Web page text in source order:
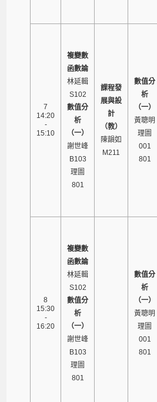
7
14:20
-
15:10
複變數
函數論
林延輯
S102
數值分
析
（一）
謝世峰
B103
理圖
801
課程發
展與設
計
（教）
陳韻如
M211
數值分
析
（一）
黃聰明
理圖
001
801
8
15:30
-
16:20
複變數
函數論
林延輯
S102
數值分
析
（一）
謝世峰
B103
理圖
801
數值分
析
（一）
黃聰明
理圖
001
801